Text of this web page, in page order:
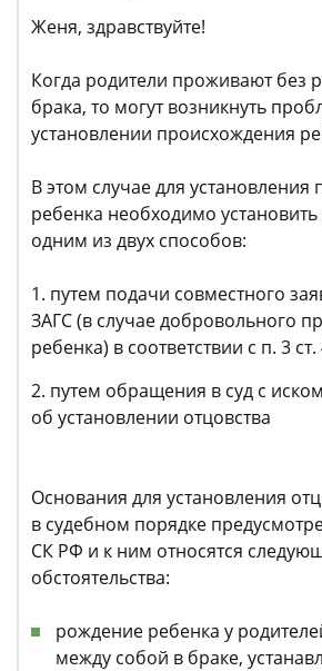
Женя, здравствуйте!
Когда родители проживают без
брака, то могут возникнуть
установлении происхождения
В этом случае для
ребенка необходимо установить
одним из двух способов:
путем подачи совместного
ЗАГС (в случае добровольного
ребенка) в соответствии с п. 3
путем обращения в суд с иском
об установлении отцовства
Основания для установления
в судебном порядке
СК РФ и к ним относятся
обстоятельства:
рождение ребенка у
между собой в браке,